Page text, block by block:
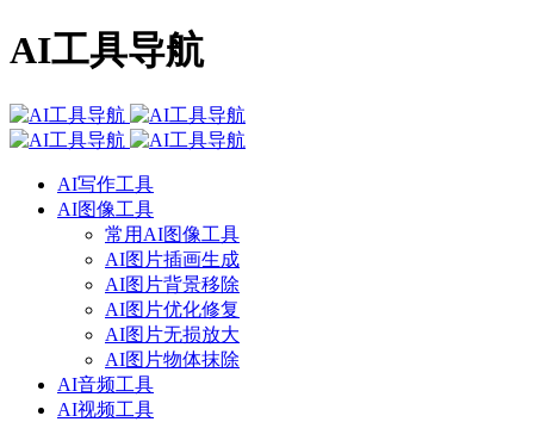
AI工具导航
AI写作工具
AI图像工具
常用AI图像工具
AI图片插画生成
AI图片背景移除
AI图片优化修复
AI图片无损放大
AI图片物体抹除
AI音频工具
AI视频工具